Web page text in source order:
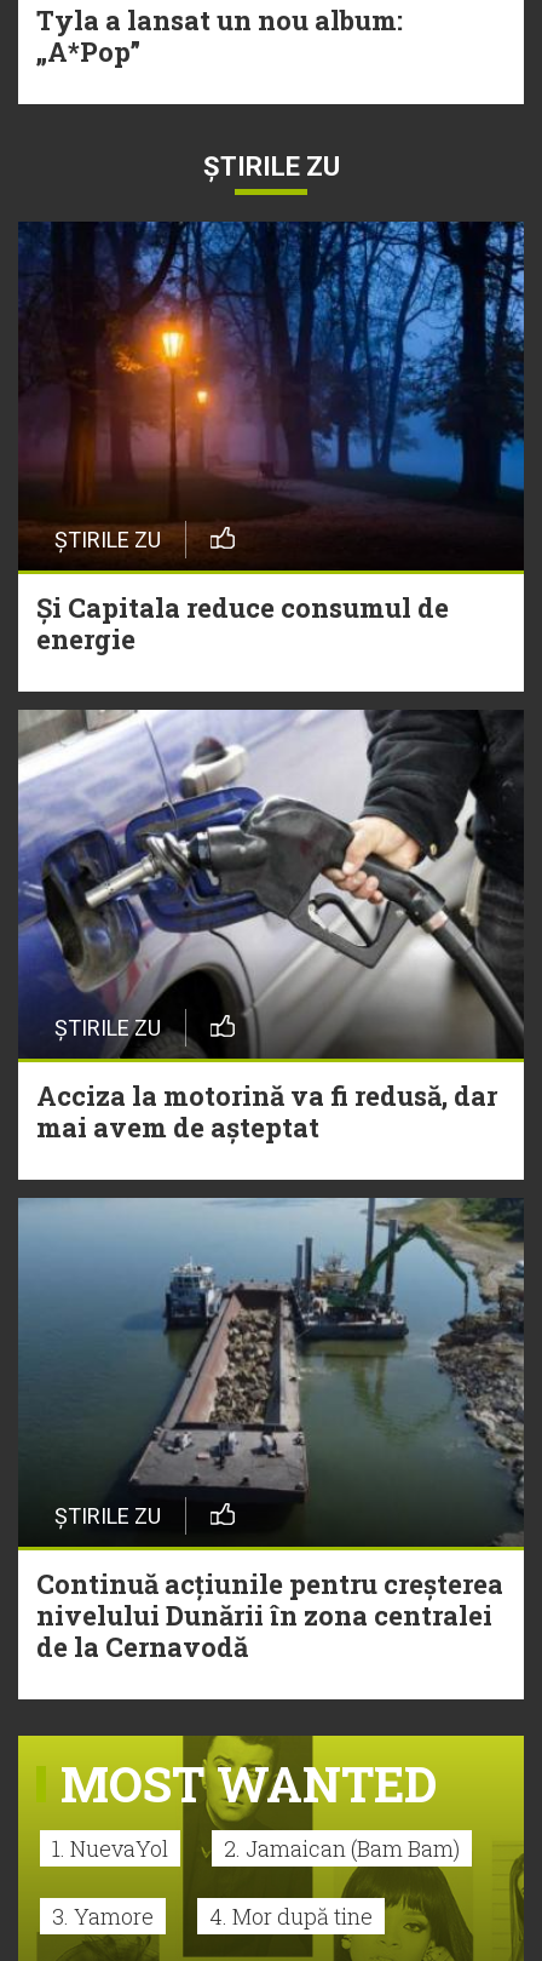
Tyla a lansat un nou album:
„A*Pop”
ȘTIRILE ZU
ȘTIRILE ZU
Și Capitala reduce consumul de
energie
ȘTIRILE ZU
Acciza la motorină va fi redusă, dar
mai avem de așteptat
ȘTIRILE ZU
Continuă acțiunile pentru creșterea
nivelului Dunării în zona centralei
de la Cernavodă
MOST WANTED
1. NuevaYol 2. Jamaican (Bam Bam)
3. Yamore 4. Mor după tine